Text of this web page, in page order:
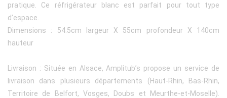
pratique. Ce réfrigérateur blanc est parfait pour tout type
d’espace.
Dimensions : 54.5cm largeur X 55cm profondeur X 140cm
hauteur
Livraison : Située en Alsace, Amplitub’s propose un service de
livraison dans plusieurs départements (Haut-Rhin, Bas-Rhin,
Territoire de Belfort, Vosges, Doubs et Meurthe-et-Moselle).